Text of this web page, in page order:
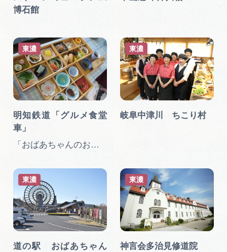
博石館
明知鉄道「グルメ食堂
車」
東濃
「おばあちゃんのお弁当列車」…
岐阜中津川 ちこり村
東濃
道の駅 おばあちゃん
東濃
神言会多治見修道院
東濃